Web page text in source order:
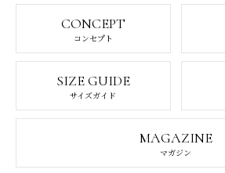
CONCEPT
コンセプト
SIZE GUIDE
サイズガイド
MAGAZINE
マガジン